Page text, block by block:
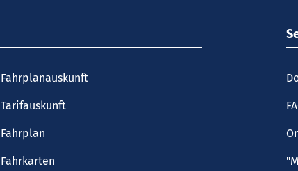
Fahrplanauskunft
Tarifauskunft
Fahrplan
Fahrkarten